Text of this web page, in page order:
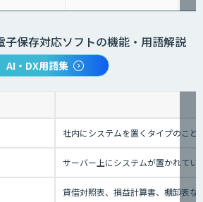
子保存対応ソフトの機能・用語解説
AI・DX用語集
社内にシステムを置くタイプのこ
サーバー上にシステムが置かれて
貸借対照表、損益計算書、棚卸表な